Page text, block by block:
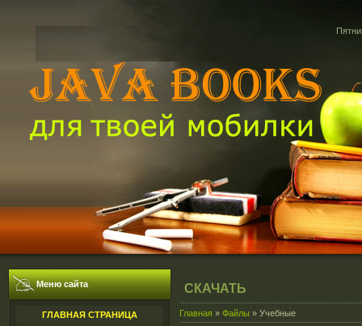
Меню сайта
ГЛАВНАЯ СТРАНИЦА
СКАЧАТЬ
Главная » Файлы » Учебные